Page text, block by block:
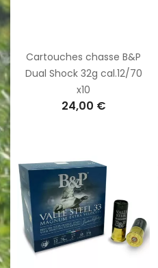
Cartouches chasse B&P
Dual Shock 32g cal.12/70
x10
24,00 €